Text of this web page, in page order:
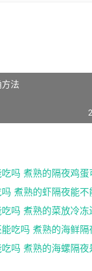
法
吗 煮熟的隔夜鸡蛋
煮熟的虾隔夜能不